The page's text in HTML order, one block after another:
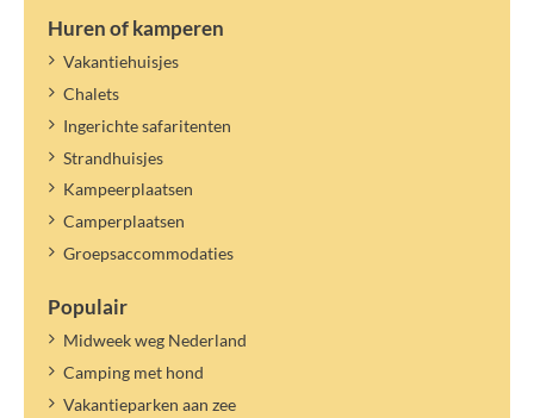
Huren of kamperen
Vakantiehuisjes
Chalets
Ingerichte safaritenten
Strandhuisjes
Kampeerplaatsen
Camperplaatsen
Groepsaccommodaties
Populair
Midweek weg Nederland
Camping met hond
Vakantieparken aan zee